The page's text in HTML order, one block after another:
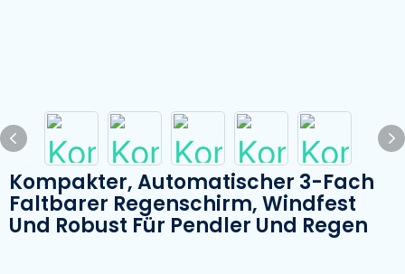
Kompakter, Automatischer 3-Fach
Faltbarer Regenschirm, Windfest
Und Robust Für Pendler Und Regen